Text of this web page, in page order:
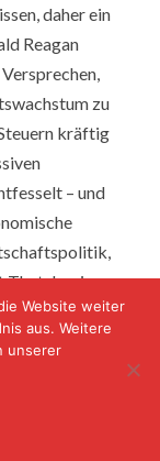
daher ein
Reagan
zu
kräftig
– und
Thatcher in
waren
reine
Gesetzen der
Website weiter
aus. Weitere
unserer